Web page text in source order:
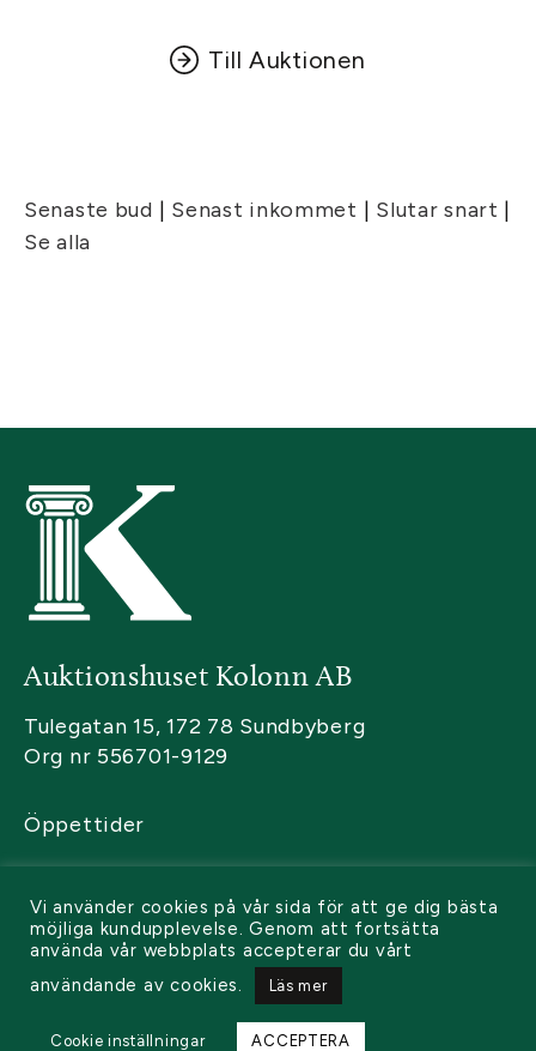
Till Auktionen
Senaste bud | Senast inkommet | Slutar snart |
Se alla
Auktionshuset Kolonn AB
Tulegatan 15, 172 78 Sundbyberg
Org nr 556701-9129
Öppettider
Kontakta oss
Sälja
Köpa
Vi använder cookies på vår sida för att ge dig bästa
möjliga kundupplevelse. Genom att fortsätta
använda vår webbplats accepterar du vårt
användande av cookies.
Läs mer
Cookie inställningar ACCEPTERA